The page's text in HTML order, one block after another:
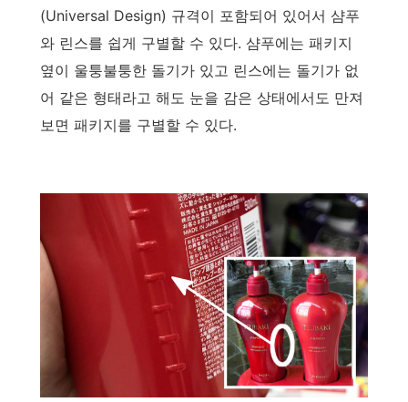
(Universal Design) 규격이 포함되어 있어서 샴푸
와 린스를 쉽게 구별할 수 있다. 샴푸에는 패키지
옆이 울퉁불퉁한 돌기가 있고 린스에는 돌기가 없
어 같은 형태라고 해도 눈을 감은 상태에서도 만져
보면 패키지를 구별할 수 있다.